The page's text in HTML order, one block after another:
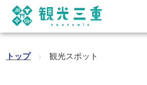
トップ › 観光スポット